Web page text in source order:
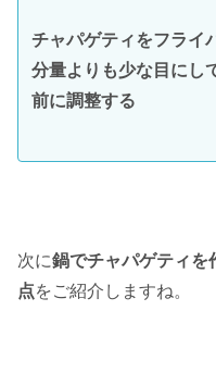
チャパゲティをフライ
分量よりも少な目にし
前に調整する
次に鍋でチャパゲティを
点をご紹介しますね。